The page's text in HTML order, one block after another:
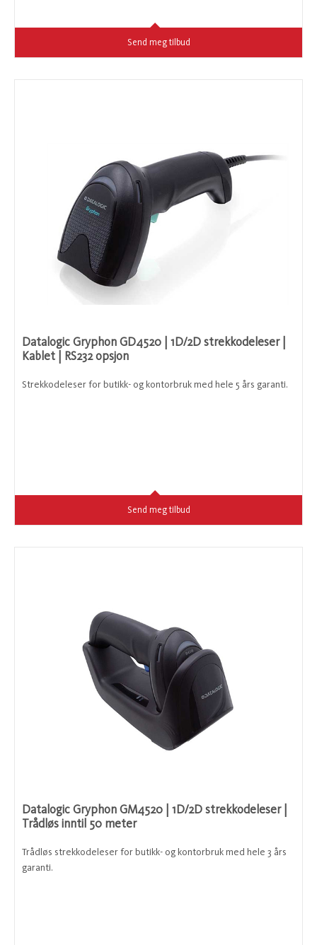
Send meg tilbud
Datalogic Gryphon GD4520 | 1D/2D strekkodeleser |
Kablet | RS232 opsjon
Strekkodeleser for butikk- og kontorbruk med hele 5 års garanti.
Send meg tilbud
Datalogic Gryphon GM4520 | 1D/2D strekkodeleser |
Trådløs inntil 50 meter
Trådløs strekkodeleser for butikk- og kontorbruk med hele 3 års
garanti.